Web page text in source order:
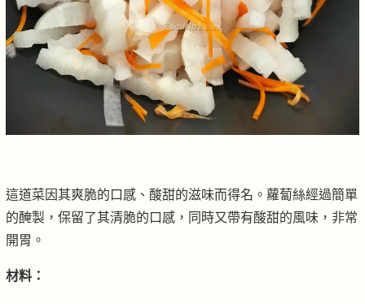
這道菜因其爽脆的口感、酸甜的滋味而得名。蘿蔔絲經過簡單
的醃製，保留了其清脆的口感，同時又帶有酸甜的風味，非常
開胃。
材料：